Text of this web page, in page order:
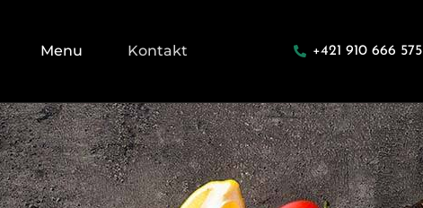
Menu Kontakt +421 910 666 575